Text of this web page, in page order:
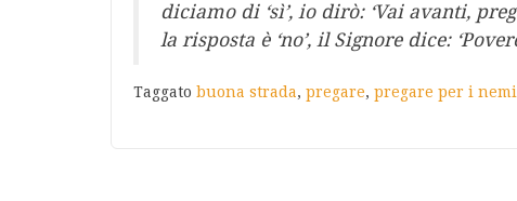
diciamo di ‘sì’, io dirò: ‘Vai avanti,
la risposta è ‘no’, il Signore dice:
Taggato buona strada, pregare, pregare per i